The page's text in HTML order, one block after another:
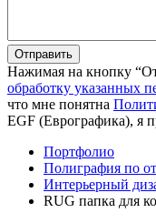
Отправить
Нажимая на кнопку
обработку указанных
что мне понятна
EGF (Еврографика), я
Портфолио
Полиграфия по
Интерьерный
RUG папка для